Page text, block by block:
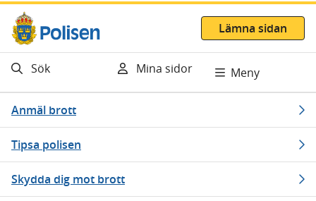
Gå direkt till innehåll
Lämna sidan
Sök Mina sidor Meny
Anmäl brott
Tipsa polisen
Skydda dig mot brott